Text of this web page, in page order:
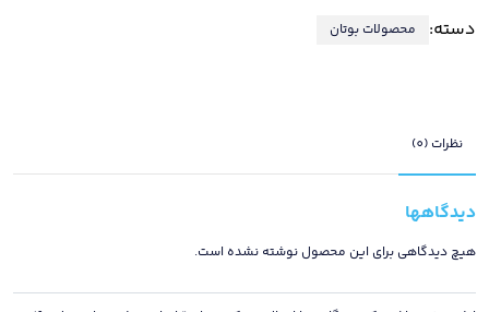
بوتان
متری
پرتوان
12
سال
/
دسته: محصولات بوتان
نظرات (0)
دیدگاهها
هیچ دیدگاهی برای این محصول نوشته نشده است.